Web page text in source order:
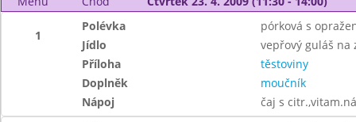
1
Polévka
pórková s
Jídlo
vepřový guláš na
Příloha
těstoviny
Doplněk
moučník
Nápoj
čaj s